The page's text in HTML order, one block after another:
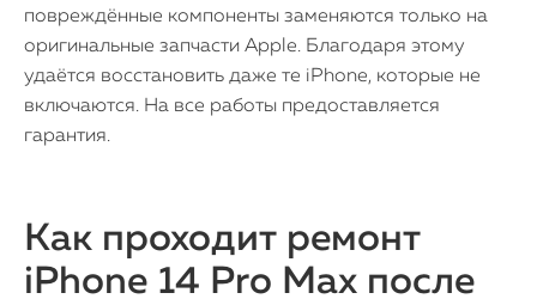
повреждённые компоненты заменяются только на
оригинальные запчасти Apple. Благодаря этому
удаётся восстановить даже те iPhone, которые не
включаются. На все работы предоставляется
гарантия.
Как проходит ремонт
iPhone 14 Pro Max после